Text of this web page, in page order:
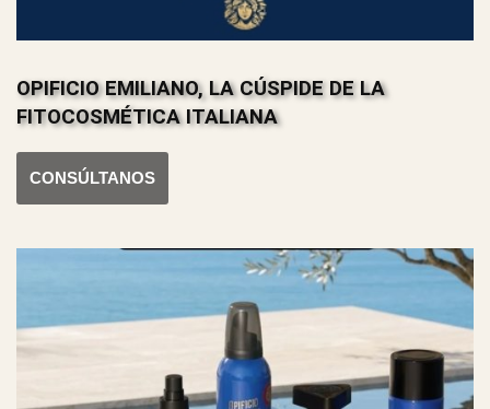
OPIFICIO EMILIANO, LA CÚSPIDE DE LA
FITOCOSMÉTICA ITALIANA
CONSÚLTANOS